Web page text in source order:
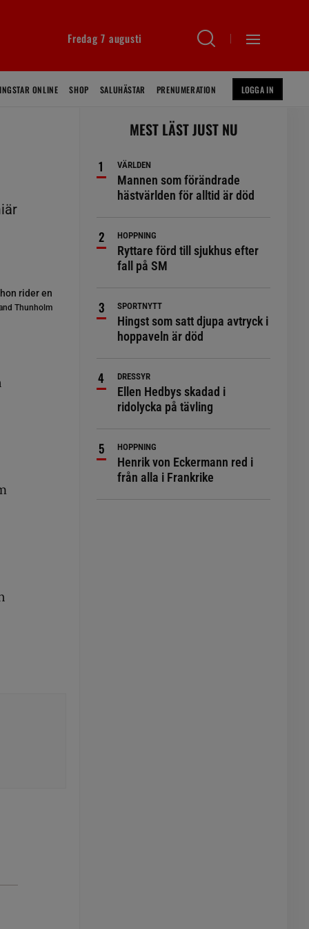
Fredag 7 augusti
ONLINE SHOP SALUHÄSTAR PRENUMERATION LOGGA IN
rider en
Thunholm
MEST LÄST JUST NU
VÄRLDEN
Mannen som förändrade
hästvärlden för alltid är död
HOPPNING
Ryttare förd till sjukhus efter
fall på SM
SPORTNYTT
Hingst som satt djupa avtryck i
hoppaveln är död
DRESSYR
Ellen Hedbys skadad i
ridolycka på tävling
HOPPNING
Henrik von Eckermann red i
från alla i Frankrike